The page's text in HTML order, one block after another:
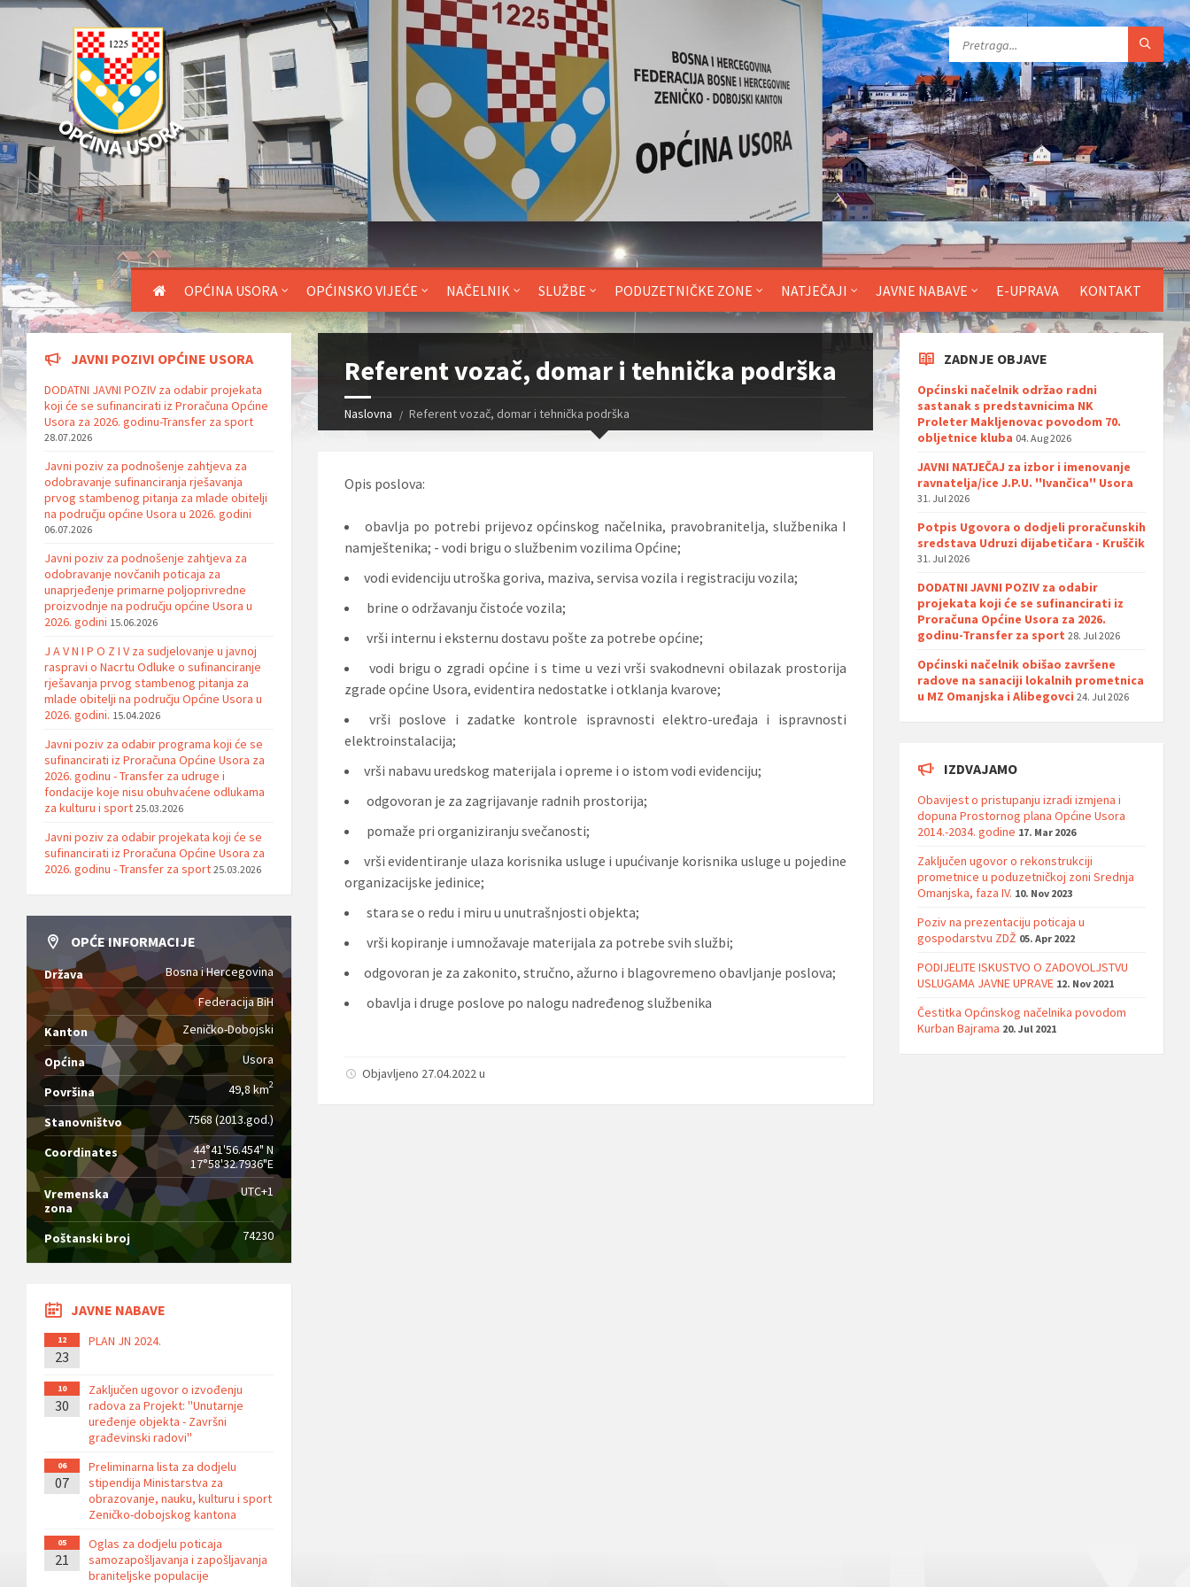
OPĆINA USORA OPĆINSKO VIJEĆE NAČELNIK SLUŽBE PODUZETNIČKE ZONE NATJEČAJI JAVNE NABAVE E-UPRAVA KONTAKT
Referent vozač, domar i tehnička podrška
Naslovna Referent vozač, domar i tehnička podrška
Opis poslova:
obavlja po potrebi prijevoz općinskog načelnika, pravobranitelja, službenika I
namještenika; - vodi brigu o službenim vozilima Općine;
vodi evidenciju utroška goriva, maziva, servisa vozila i registraciju vozila;
brine o održavanju čistoće vozila;
vrši internu i eksternu dostavu pošte za potrebe općine;
vodi brigu o zgradi općine i s time u vezi vrši svakodnevni obilazak prostorija
zgrade općine Usora, evidentira nedostatke i otklanja kvarove;
vrši poslove i zadatke kontrole ispravnosti elektro-uređaja i ispravnosti
elektroinstalacija;
vrši nabavu uredskog materijala i opreme i o istom vodi evidenciju;
odgovoran je za zagrijavanje radnih prostorija;
pomaže pri organiziranju svečanosti;
vrši evidentiranje ulaza korisnika usluge i upućivanje korisnika usluge u pojedine
organizacijske jedinice;
stara se o redu i miru u unutrašnjosti objekta;
vrši kopiranje i umnožavaje materijala za potrebe svih službi;
odgovoran je za zakonito, stručno, ažurno i blagovremeno obavljanje poslova;
obavlja i druge poslove po nalogu nadređenog službenika
Objavljeno 27.04.2022 u
JAVNI POZIVI OPĆINE USORA
DODATNI JAVNI POZIV za odabir projekata
koji će se sufinancirati iz Proračuna Općine
Usora za 2026. godinu-Transfer za sport
28.07.2026
Javni poziv za podnošenje zahtjeva za
odobravanje sufinanciranja rješavanja
prvog stambenog pitanja za mlade obitelji
na području općine Usora u 2026. godini
06.07.2026
Javni poziv za podnošenje zahtjeva za
odobravanje novčanih poticaja za
unaprjeđenje primarne poljoprivredne
proizvodnje na području općine Usora u
2026. godini 15.06.2026
J A V N I P O Z I V za sudjelovanje u javnoj
raspravi o Nacrtu Odluke o sufinanciranje
rješavanja prvog stambenog pitanja za
mlade obitelji na području Općine Usora u
2026. godini. 15.04.2026
Javni poziv za odabir programa koji će se
sufinancirati iz Proračuna Općine Usora za
2026. godinu - Transfer za udruge i
fondacije koje nisu obuhvaćene odlukama
za kulturu i sport 25.03.2026
Javni poziv za odabir projekata koji će se
sufinancirati iz Proračuna Općine Usora za
2026. godinu - Transfer za sport 25.03.2026
OPĆE INFORMACIJE
Država
Bosna i Hercegovina
Federacija BiH
Kanton
Zeničko-Dobojski
Općina Usora
Površina 49,8 km2
Stanovništvo 7568 (2013.god.)
Coordinates
44°41'56.454" N
17°58'32.7936"E
Vremenska
zona
UTC+1
Poštanski broj 74230
JAVNE NABAVE
12
23
PLAN JN 2024.
10
30
Zaključen ugovor o izvođenju
radova za Projekt: ''Unutarnje
uređenje objekta - Završni
građevinski radovi''
06
07
Preliminarna lista za dodjelu
stipendija Ministarstva za
obrazovanje, nauku, kulturu i sport
Zeničko-dobojskog kantona
05
21
Oglas za dodjelu poticaja
samozapošljavanja i zapošljavanja
braniteljske populacije
ZADNJE OBJAVE
Općinski načelnik održao radni
sastanak s predstavnicima NK
Proleter Makljenovac povodom 70.
obljetnice kluba 04. Aug 2026
JAVNI NATJEČAJ za izbor i imenovanje
ravnatelja/ice J.P.U. ''Ivančica'' Usora
31. Jul 2026
Potpis Ugovora o dodjeli proračunskih
sredstava Udruzi dijabetičara - Kruščik
31. Jul 2026
DODATNI JAVNI POZIV za odabir
projekata koji će se sufinancirati iz
Proračuna Općine Usora za 2026.
godinu-Transfer za sport 28. Jul 2026
Općinski načelnik obišao završene
radove na sanaciji lokalnih prometnica
u MZ Omanjska i Alibegovci 24. Jul 2026
IZDVAJAMO
Obavijest o pristupanju izradi izmjena i
dopuna Prostornog plana Općine Usora
2014.-2034. godine 17. Mar 2026
Zaključen ugovor o rekonstrukciji
prometnice u poduzetničkoj zoni Srednja
Omanjska, faza IV. 10. Nov 2023
Poziv na prezentaciju poticaja u
gospodarstvu ZDŽ 05. Apr 2022
PODIJELITE ISKUSTVO O ZADOVOLJSTVU
USLUGAMA JAVNE UPRAVE 12. Nov 2021
Čestitka Općinskog načelnika povodom
Kurban Bajrama 20. Jul 2021